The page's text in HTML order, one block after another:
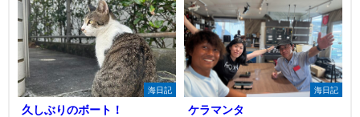
海日記
久しぶりのボート！
海日記
ケラマンタ